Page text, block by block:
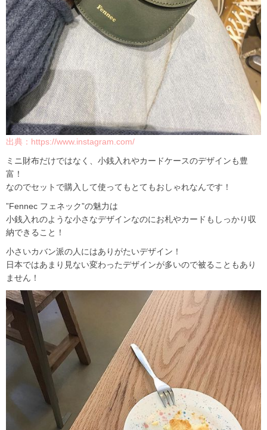
出典：https://www.instagram.com/
ミニ財布だけではなく、小銭入れやカードケースのデザインも豊
富！
なのでセットで購入して使ってもとてもおしゃれなんです！
”Fennec フェネック”の魅力は
小銭入れのような小さなデザインなのにお札やカードもしっかり収
納できること！
小さいカバン派の人にはありがたいデザイン！
日本ではあまり見ない変わったデザインが多いので被ることもあり
ません！